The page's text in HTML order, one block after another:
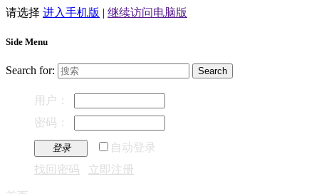
请选择 进入手机版 | 继续访问电脑版
Side Menu
Search for:
用户：
密码：
登录
自动登录
找回密码
立即注册